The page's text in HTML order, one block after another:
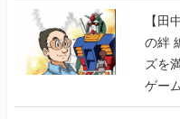
【田
の絆
ズを
ゲー
【若